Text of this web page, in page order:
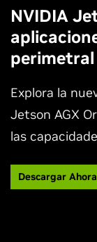
NVIDIA
perimetral
Explora la
Jetson AGX
las
Descargar Ahora